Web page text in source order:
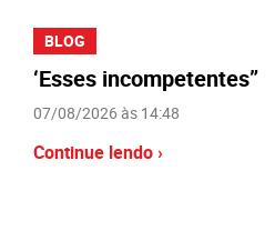
BLOG
‘Esses incompetentes”
07/08/2026 às 14:48
Continue lendo ›